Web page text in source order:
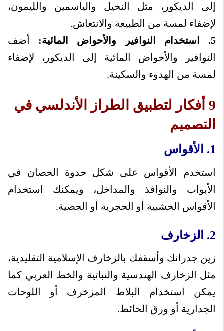
إلى الديكور، مثل النخيل والياسمين والليمون،
لإضفاء لمسة من الطبيعة والانتعاش.
5. استخدام النوافير والأحواض المائية:
أضف
النوافير والأحواض المائية إلى الديكور، لإضفاء
لمسة من الهدوء والسكينة.
9 أفكار لتطبيق الطراز الأندلسي في
التصميم
1. الأقواس
استخدم الأقواس على شكل حدوة الحصان في
الأبواب والنوافذ والمداخل، ويمكنك استخدام
الأقواس الخشبية أو الحجرية أو الجصية.
2. الزخارف
زين جدرانك وأسقفك بالزخارف الإسلامية التقليدية،
مثل الزخارف الهندسية والنباتية والخط العربي كما
يمكن استخدام البلاط المزخرف أو اللوحات
الجدارية أو ورق الحائط.